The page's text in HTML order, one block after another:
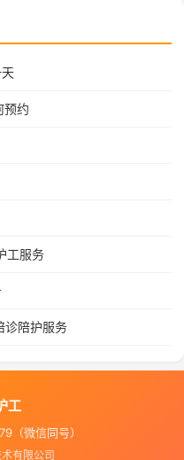
预约
工服务
诊陪护服务
工
（微信同号）
有限公司